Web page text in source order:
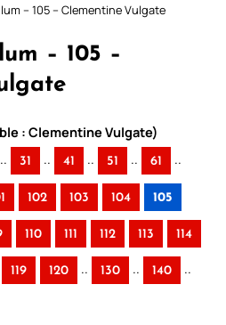
– 105 – Clementine Vulgate
– 105 –
: Clementine Vulgate)
.. 31 .. 41 .. 51 .. 61 ..
102 103 104 105
110 111 112 113 114
119 120 .. 130 .. 140 ..